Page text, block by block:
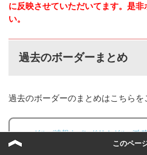
に反映させていただいてます。是
い。
過去のボーダーまとめ
過去のボーダーのまとめはこちらを
ガルパ速報｜バンドリ！ガルパ攻
【バンドリ
このペー